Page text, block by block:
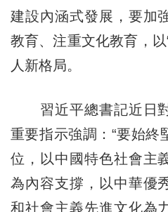
建設內涵式發展，要加
教育、注重文化教育，
人新格局。
習近平總書記近日對
重要指示強調：“要始終
位，以中國特色社會主
為內容支撐，以中華優
和社會主義先進文化為